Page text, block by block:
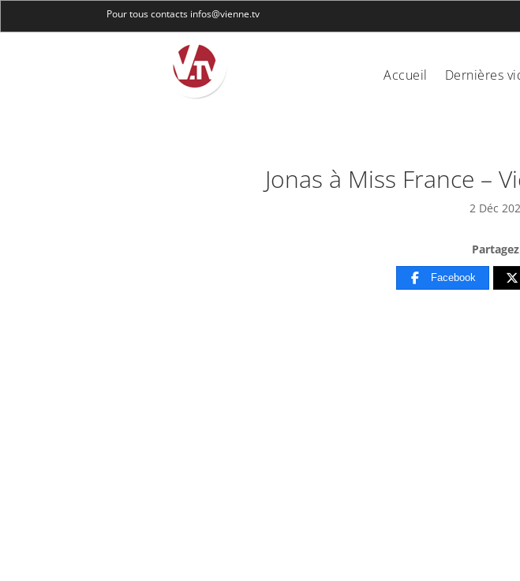
Pour tous contacts infos@vienne.tv
Accueil Dernières
Jonas à Miss France –
2 Déc
Facebook